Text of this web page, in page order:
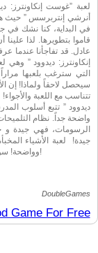
لعبة ”غوست إنكاونترز:
أنرشي إنتربرسس ” حيث
في البداية، كنا نشك في
قاموا بتطويرها. لذا
عادل. قد تفاجأنا عندما
إنكاونترز: ديدوود ” وهي
التي سترغب بلعبها
سيحصل لاحقاً ولماذا! إن
تتناسب مع اللعبة
ديدوود ” تتبع أسلوب
واضحة جداً. نظام
الرسومات، فهي جيدة و
جيدة! لعبة الأشياء
وواضحة! سوف تكون هذه اللعبة تجربة جيدة لمحبي هذا النوع من الألعاب!
لعبة ”غوست إنكاونترز:
في البداية، كنا نشك في
قاموا بتطويرها. لذا
DoubleGames
Game For Free